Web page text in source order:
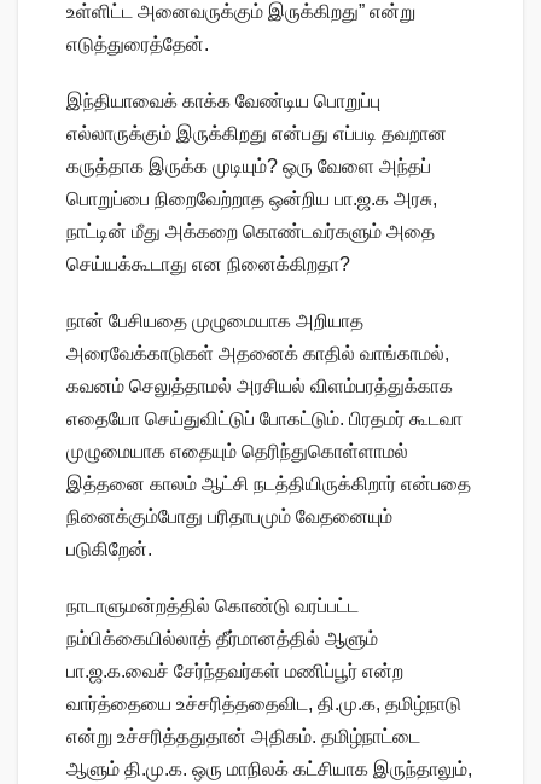
உள்ளிட்ட அனைவருக்கும் இருக்கிறது” என்று
எடுத்துரைத்தேன்.
இந்தியாவைக் காக்க வேண்டிய பொறுப்பு
எல்லாருக்கும் இருக்கிறது என்பது எப்படி தவறான
கருத்தாக இருக்க முடியும்? ஒரு வேளை அந்தப்
பொறுப்பை நிறைவேற்றாத ஒன்றிய பா.ஜ.க அரசு,
நாட்டின் மீது அக்கறை கொண்டவர்களும் அதை
செய்யக்கூடாது என நினைக்கிறதா?
நான் பேசியதை முழுமையாக அறியாத
அரைவேக்காடுகள் அதனைக் காதில் வாங்காமல்,
கவனம் செலுத்தாமல் அரசியல் விளம்பரத்துக்காக
எதையோ செய்துவிட்டுப் போகட்டும். பிரதமர் கூடவா
முழுமையாக எதையும் தெரிந்துகொள்ளாமல்
இத்தனை காலம் ஆட்சி நடத்தியிருக்கிறார் என்பதை
நினைக்கும்போது பரிதாபமும் வேதனையும்
படுகிறேன்.
நாடாளுமன்றத்தில் கொண்டு வரப்பட்ட
நம்பிக்கையில்லாத் தீர்மானத்தில் ஆளும்
பா.ஜ.க.வைச் சேர்ந்தவர்கள் மணிப்பூர் என்ற
வார்த்தையை உச்சரித்ததைவிட, தி.மு.க, தமிழ்நாடு
என்று உச்சரித்ததுதான் அதிகம். தமிழ்நாட்டை
ஆளும் தி.மு.க. ஒரு மாநிலக் கட்சியாக இருந்தாலும்,